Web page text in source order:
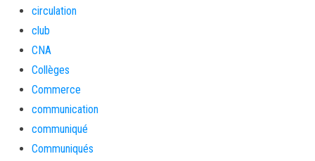
circulation
club
CNA
Collèges
Commerce
communication
communiqué
Communiqués